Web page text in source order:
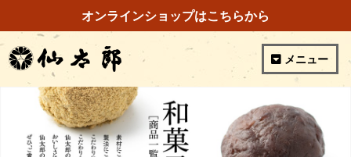
オンラインショップはこちらから
メニュー